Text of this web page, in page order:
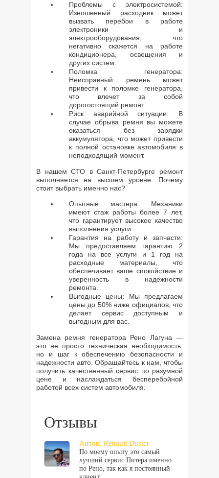
Проблемы с электросистемой:
Изношенный расходник может
вызвать перебои в работе
электроники и
электрооборудования, что
негативно скажется на работе
кондиционера, освещения и
других систем.
Поломка генератора:
Неисправный ремень может
привести к поломке генератора,
что влечет за собой
дорогостоящий ремонт.
Риск аварийной ситуации: В
случае обрыва ремня вы можете
оказаться без зарядки
аккумулятора, что может привести
к полной остановке автомобиля в
неподходящий момент.
В нашем СТО в Санкт-Петербурге ремонт
выполняется на высшем уровне. Почему
стоит выбрать именно нас?
Опытные мастера: Механики
имеют стаж работы более 7 лет,
что гарантирует высокое качество
выполнения услуги.
Гарантия на работу и запчасти:
Мы предоставляем гарантию 2
года на все услуги и 1 год на
расходные материалы, что
обеспечивает ваше спокойствие и
уверенность в надежности
ремонта.
Выгодные цены: Мы предлагаем
цены до 50% ниже официалов, что
делает сервис доступным и
выгодным для вас.
Замена ремня генератора Рено Лагуна —
это не просто техническая необходимость,
но и шаг к обеспечению безопасности и
надежности авто. Обращайтесь к нам, чтобы
получить качественный сервис по разумной
цене и наслаждаться бесперебойной
работой всех систем автомобиля.
Отзывы
Антон. Renault Duster
По моему опыту это самый
лучший сервис Питера именно
по Рено, так как я постоянный